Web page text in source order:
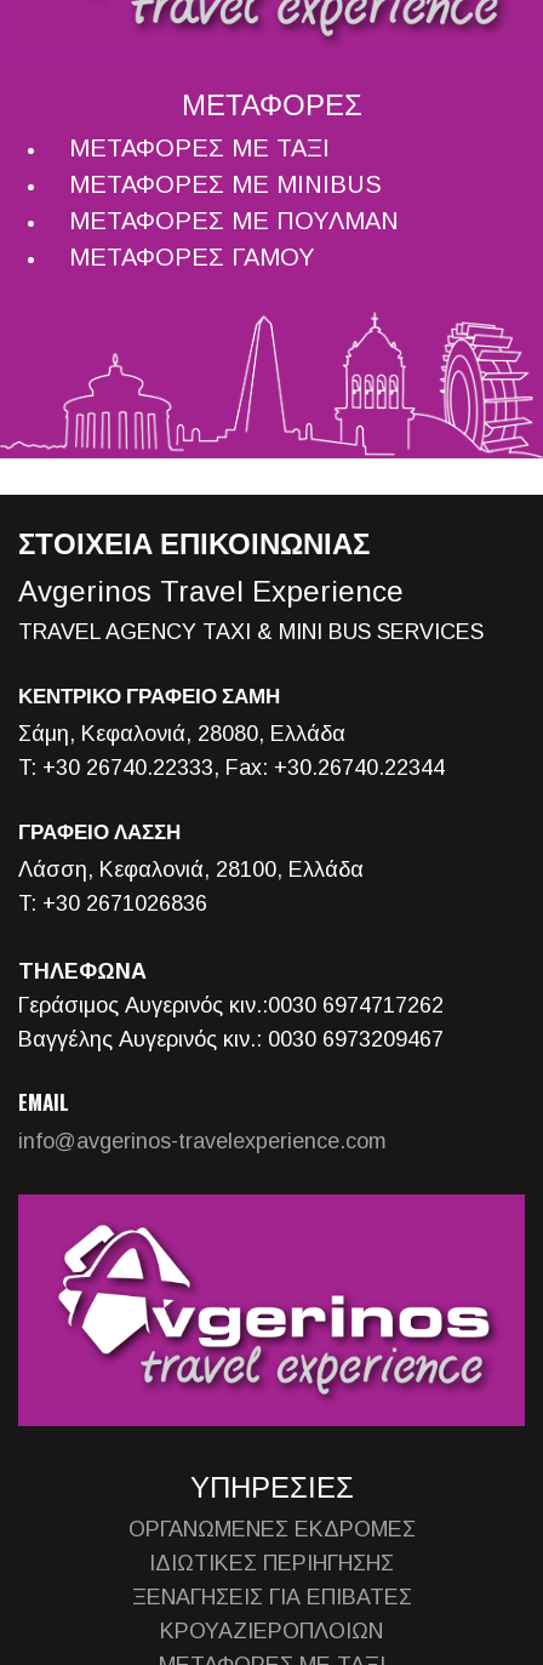
ΜΕΤΑΦΟΡΕΣ
ΜΕΤΑΦΟΡΕΣ ΜΕ ΤΑΞΙ
ΜΕΤΑΦΟΡΕΣ ΜΕ MINIBUS
ΜΕΤΑΦΟΡΕΣ ΜΕ ΠΟΥΛΜΑΝ
ΜΕΤΑΦΟΡΕΣ ΓΑΜΟΥ
ΣΤΟΙΧΕΙΑ ΕΠΙΚΟΙΝΩΝΙΑΣ
Avgerinos Travel Experience
TRAVEL AGENCY TAXI & MINI BUS SERVICES
ΚΕΝΤΡΙΚΟ ΓΡΑΦΕΙΟ ΣΑΜΗ
Σάμη, Κεφαλονιά, 28080, Ελλάδα
T: +30 26740.22333, Fax: +30.26740.22344
ΓΡΑΦΕΙΟ ΛΑΣΣΗ
Λάσση, Κεφαλονιά, 28100, Ελλάδα
T: +30 2671026836
ΤΗΛΕΦΩΝΑ
Γεράσιμος Αυγερινός κιν.:0030 6974717262
Βαγγέλης Αυγερινός κιν.: 0030 6973209467
EMAIL
info@avgerinos-travelexperience.com
ΥΠΗΡΕΣΙΕΣ
ΟΡΓΑΝΩΜΕΝΕΣ ΕΚΔΡΟΜΕΣ
ΙΔΙΩΤΙΚΕΣ ΠΕΡΙΗΓΗΣΗΣ
ΞΕΝΑΓΗΣΕΙΣ ΓΙΑ ΕΠΙΒΑΤΕΣ
ΚΡΟΥΑΖΙΕΡΟΠΛΟΙΩΝ